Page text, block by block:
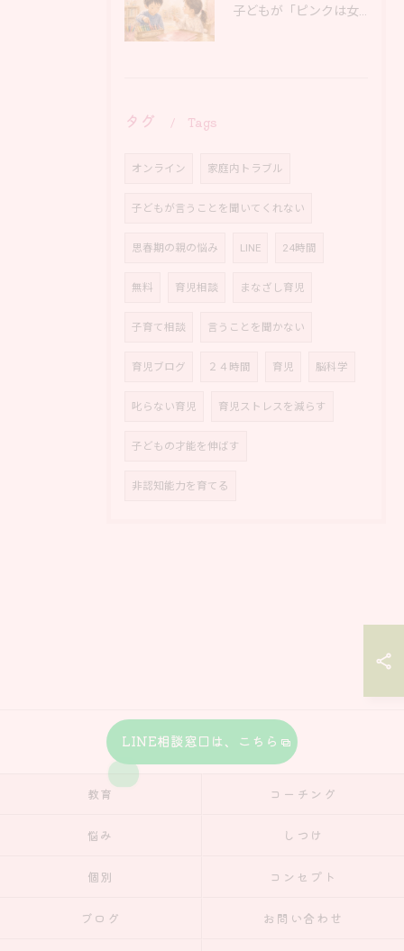
タグ Tags
オンライン 家庭内トラブル
子どもが言うことを聞いてくれない
思春期の親の悩み LINE 24時間
無料 育児相談 まなざし育児
子育て相談 言うことを聞かない
育児ブログ ２４時間 育児 脳科学
叱らない育児 育児ストレスを減らす
子どもの才能を伸ばす
非認知能力を育てる
LINE相談窓口は、こちら
教育 コーチング
悩み しつけ
個別 コンセプト
ブログ お問い合わせ